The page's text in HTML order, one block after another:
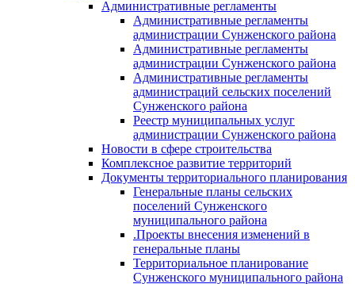
Административные регламенты
Административные регламенты
администрации Сунженского района
Административные регламенты
администрации Сунженского района
Административные регламенты
администраций сельских поселений
Сунженского района
Реестр муниципальных услуг
администрации Сунженского района
Новости в сфере строительства
Комплексное развитие территорий
Документы территориального планирования
Генеральные планы сельских
поселений Сунженского
муниципального района
.Проекты внесения изменений в
генеральные планы
Территориальное планирование
Сунженского муниципального района